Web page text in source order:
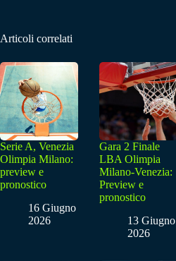
Articoli correlati
Serie A, Venezia
Olimpia Milano:
preview e
pronostico
16 Giugno
2026
Gara 2 Finale
LBA Olimpia
Milano-Venezia:
Preview e
pronostico
13 Giugno
2026